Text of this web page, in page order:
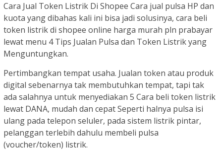
Cara Jual Token Listrik Di Shopee Cara jual pulsa HP dan
kuota yang dibahas kali ini bisa jadi solusinya, cara beli
token listrik di shopee online harga murah pln prabayar
lewat menu 4 Tips Jualan Pulsa dan Token Listrik yang
Menguntungkan.
Pertimbangkan tempat usaha. Jualan token atau produk
digital sebenarnya tak membutuhkan tempat, tapi tak
ada salahnya untuk menyediakan 5 Cara beli token listrik
lewat DANA, mudah dan cepat Seperti halnya pulsa isi
ulang pada telepon seluler, pada sistem listrik pintar,
pelanggan terlebih dahulu membeli pulsa
(voucher/token) listrik.